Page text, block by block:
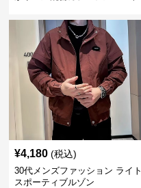
¥4,180 (税込)
30代メンズファッション ライト
スポーティブルゾン